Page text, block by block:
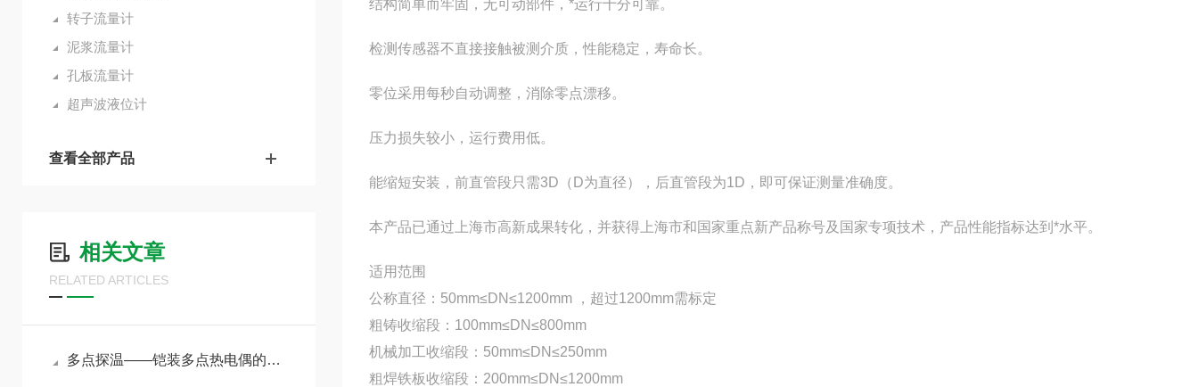
转子流量计
泥浆流量计
孔板流量计
超声波液位计
查看全部产品
相关文章
RELATED ARTICLES
多点探温——铠装多点热电偶的原理与选型指南
结构简单而牢固，无可动部件，*运行十分可靠。
检测传感器不直接接触被测介质，性能稳定，寿命长。
零位采用每秒自动调整，消除零点漂移。
压力损失较小，运行费用低。
能缩短安装，前直管段只需3D（D为直径），后直管段为1D，即可保证测量准确度。
本产品已通过上海市高新成果转化，并获得上海市和国家重点新产品称号及国家专项技术，产品性能指标达到*水平。
适用范围
公称直径：50mm≤DN≤1200mm ，超过1200mm需标定
粗铸收缩段：100mm≤DN≤800mm
机械加工收缩段：50mm≤DN≤250mm
粗焊铁板收缩段：200mm≤DN≤1200mm